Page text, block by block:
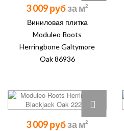
3 009 руб
Виниловая плитка
Moduleo Roots
Herringbone Galtymore
Oak 86936
3 009 руб